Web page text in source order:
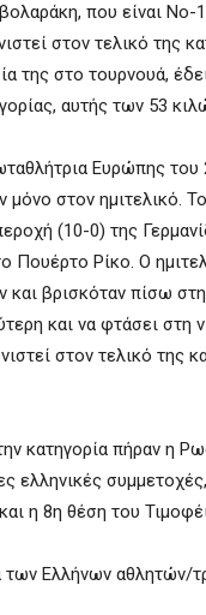
που είναι Νο-
στον τελικό της
της στο τουρνουά,
αυτής των 53
Ευρώπης του
μόνο στον ημιτελικό.
(10-0) της
Πουέρτο Ρίκο. Ο
και βρισκόταν πίσω
και να φτάσει στη
στον τελικό της
κατηγορία πήραν η
ελληνικές
η 8η θέση του
των Ελλήνων αθλητών/